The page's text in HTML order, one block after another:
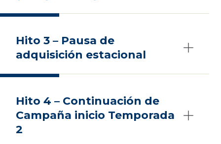
Hito 3 – Pausa de
adquisición estacional
Hito 4 – Continuación de
Campaña inicio Temporada
2